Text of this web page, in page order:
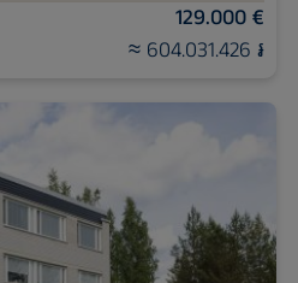
129.000 €
≈ 604.031.426 ៛